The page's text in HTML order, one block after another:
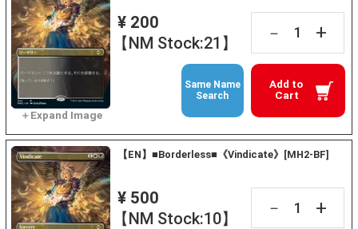
¥ 200
【NM Stock:21】
－ +
Add to
Cart
Same Name
Search
【EN】■Borderless■《Vindicate》[MH2-BF]
¥ 500
【NM Stock:10】
－ +